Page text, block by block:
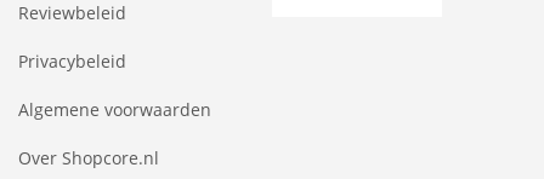
Reviewbeleid
Privacybeleid
Algemene voorwaarden
Over Shopcore.nl